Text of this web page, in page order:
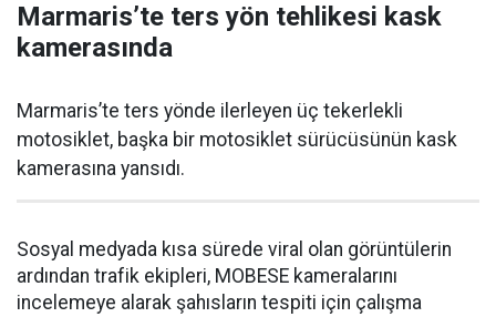
Marmaris’te ters yön tehlikesi kask
kamerasında
Marmaris’te ters yönde ilerleyen üç tekerlekli
motosiklet, başka bir motosiklet sürücüsünün kask
kamerasına yansıdı.
Sosyal medyada kısa sürede viral olan görüntülerin
ardından trafik ekipleri, MOBESE kameralarını
incelemeye alarak şahısların tespiti için çalışma